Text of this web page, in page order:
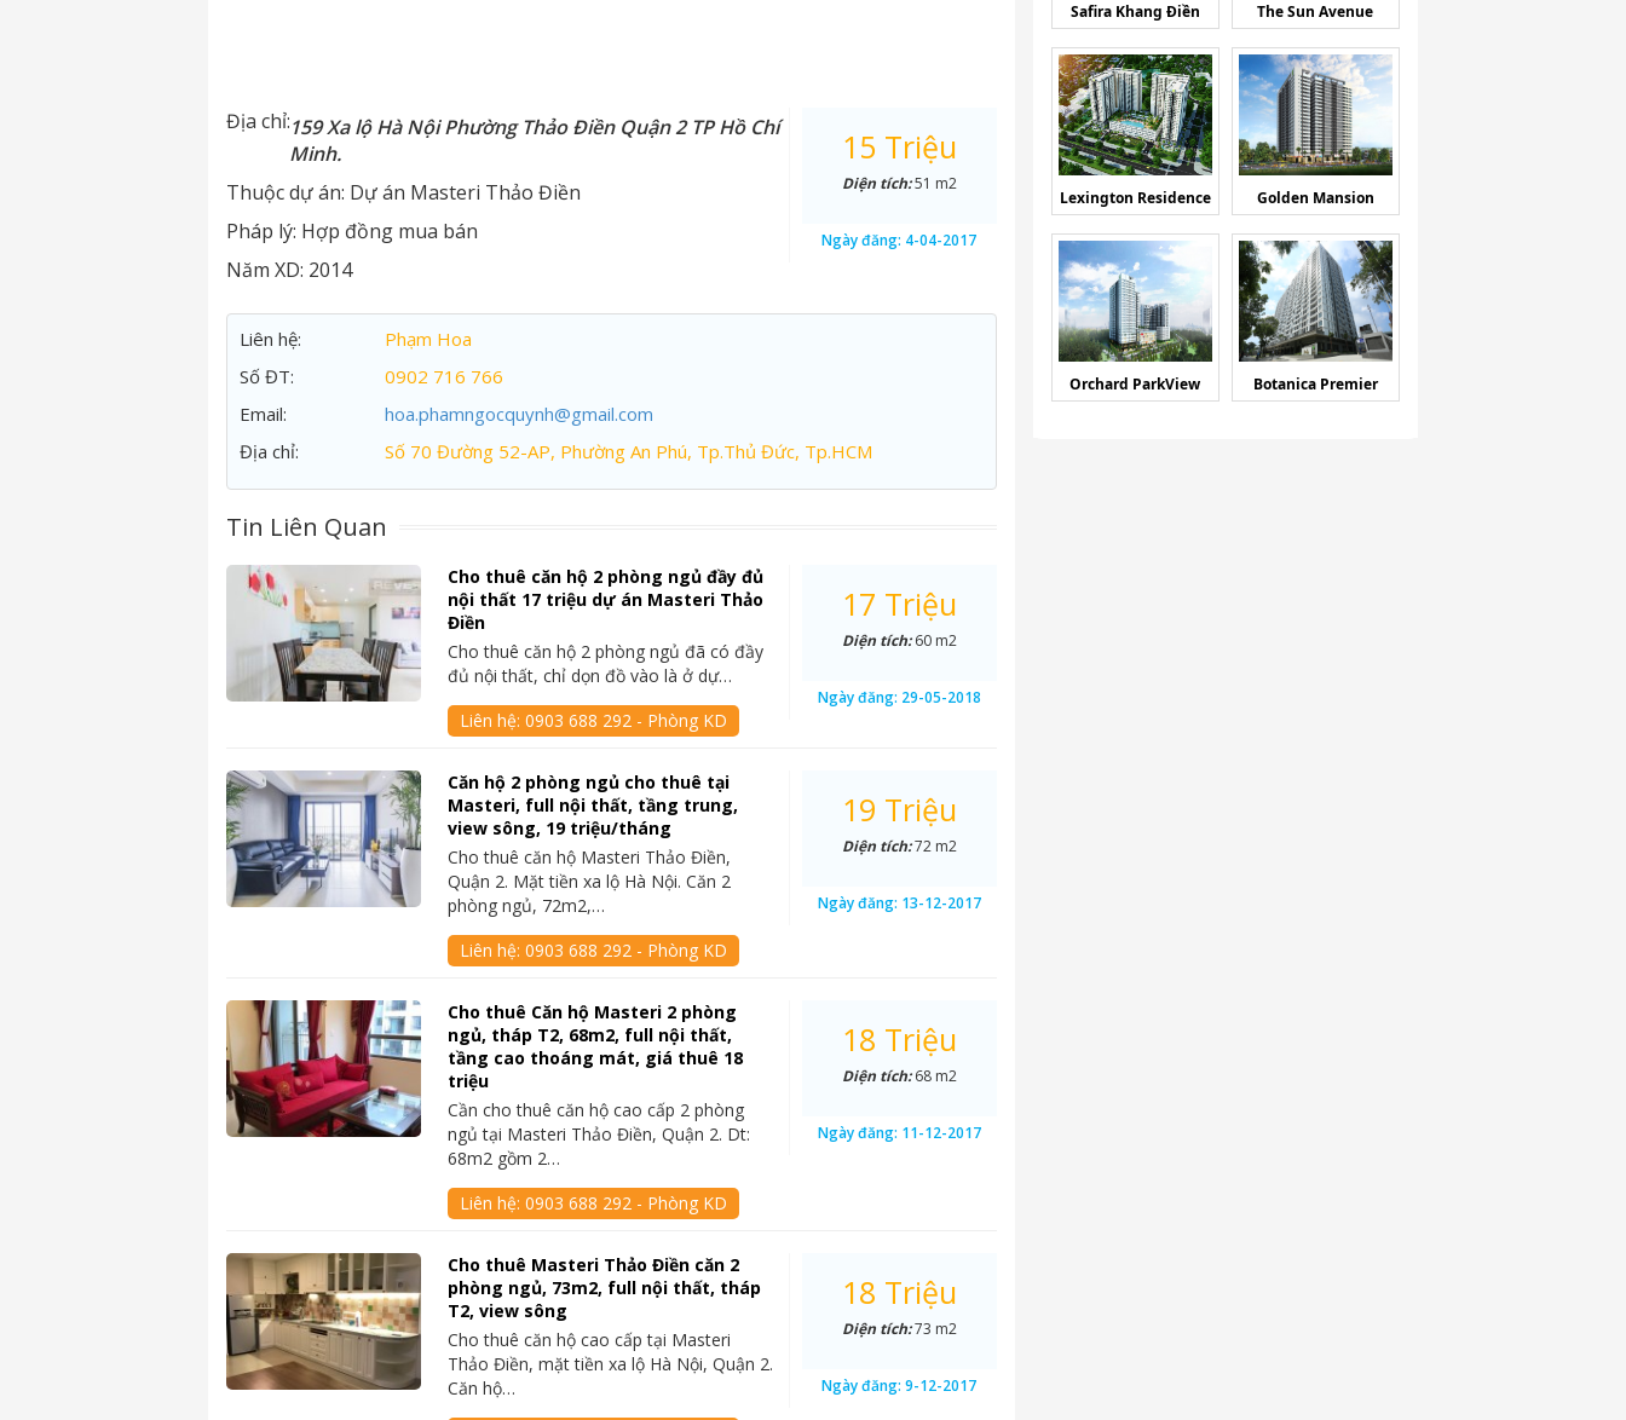
Địa chỉ:159 Xa lộ Hà Nội Phường Thảo Điền Quận 2 TP Hồ Chí
Minh.
Thuộc dự án: Dự án Masteri Thảo Điền
Pháp lý: Hợp đồng mua bán
Năm XD: 2014
15 Triệu
Diện tích:51 m2
Ngày đăng: 4-04-2017
Liên hệ:
Phạm Hoa
Số ĐT:
0902 716 766
Email:
hoa.phamngocquynh@gmail.com
Địa chỉ:
Số 70 Đường 52-AP, Phường An Phú, Tp.Thủ Đức, Tp.HCM
Tin Liên Quan
Cho thuê căn hộ 2 phòng ngủ đầy đủ
nội thất 17 triệu dự án Masteri Thảo
Điền
Cho thuê căn hộ 2 phòng ngủ đã có đầy
đủ nội thất, chỉ dọn đồ vào là ở dự…
Liên hệ:0903 688 292 - Phòng KD
17 Triệu
Diện tích:60 m2
Ngày đăng: 29-05-2018
Căn hộ 2 phòng ngủ cho thuê tại
Masteri, full nội thất, tầng trung,
view sông, 19 triệu/tháng
Cho thuê căn hộ Masteri Thảo Điền,
Quận 2. Mặt tiền xa lộ Hà Nội. Căn 2
phòng ngủ, 72m2,…
Liên hệ:0903 688 292 - Phòng KD
19 Triệu
Diện tích:72 m2
Ngày đăng: 13-12-2017
Cho thuê Căn hộ Masteri 2 phòng
ngủ, tháp T2, 68m2, full nội thất,
tầng cao thoáng mát, giá thuê 18
triệu
Cần cho thuê căn hộ cao cấp 2 phòng
ngủ tại Masteri Thảo Điền, Quận 2. Dt:
68m2 gồm 2…
Liên hệ:0903 688 292 - Phòng KD
18 Triệu
Diện tích:68 m2
Ngày đăng: 11-12-2017
Cho thuê Masteri Thảo Điền căn 2
phòng ngủ, 73m2, full nội thất, tháp
T2, view sông
Cho thuê căn hộ cao cấp tại Masteri
Thảo Điền, mặt tiền xa lộ Hà Nội, Quận 2.
Căn hộ…
18 Triệu
Diện tích:73 m2
Ngày đăng:9-12-2017
Safira Khang Điền The Sun Avenue
Lexington Residence Golden Mansion
Orchard ParkView Botanica Premier